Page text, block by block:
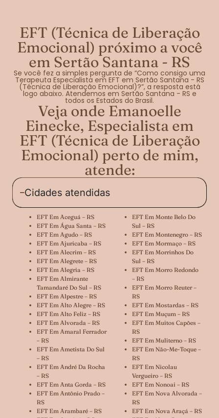
EFT (Técnica de Liberação
Emocional) próximo a você
em Sertão Santana - RS
Se você fez a simples pergunta de “Como consigo uma
Terapeuta Especialista em EFT em Sertão Santana - RS
(Técnica de Liberação Emocional)?”, a resposta está
logo abaixo. Atendemos em Sertão Santana - RS e
todos os Estados do Brasil.
Veja onde Emanoelle
Einecke, Especialista em
EFT (Técnica de Liberação
Emocional) perto de mim,
atende:
Cidades atendidas
EFT Em Aceguá – RS
EFT Em Água Santa – RS
EFT Em Agudo – RS
EFT Em Ajuricaba – RS
EFT Em Alecrim – RS
EFT Em Alegrete – RS
EFT Em Alegria – RS
EFT Em Almirante
Tamandaré Do Sul – RS
EFT Em Alpestre – RS
EFT Em Alto Alegre – RS
EFT Em Alto Feliz – RS
EFT Em Alvorada – RS
EFT Em Amaral Ferrador
– RS
EFT Em Ametista Do Sul
– RS
EFT Em André Da Rocha
– RS
EFT Em Anta Gorda – RS
EFT Em Antônio Prado –
RS
EFT Em Arambaré – RS
EFT Em Monte Belo Do
Sul – RS
EFT Em Montenegro – RS
EFT Em Mormaço – RS
EFT Em Morrinhos Do
Sul – RS
EFT Em Morro Redondo
– RS
EFT Em Morro Reuter –
RS
EFT Em Mostardas – RS
EFT Em Muçum – RS
EFT Em Muitos Capões –
RS
EFT Em Muliterno – RS
EFT Em Não-Me-Toque –
RS
EFT Em Nicolau
Vergueiro – RS
EFT Em Nonoai – RS
EFT Em Nova Alvorada –
RS
EFT Em Nova Araçá – RS